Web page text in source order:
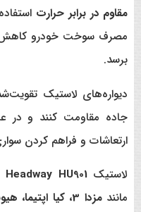
مقاوم در برابر حرارت
مصرف سوخت خودرو کاهش
برسد.
دیواره‌های لاستیک
جاده مقاومت کنند و در
ارتعاشات و فراهم کردن
لاستیکHeadway HU901 سایز 225/45R18
مانند